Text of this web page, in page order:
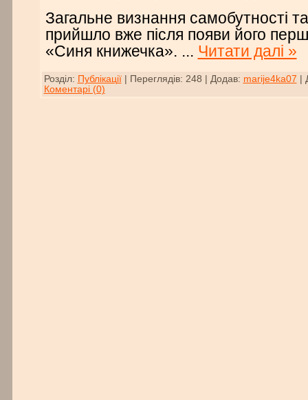
Загальне визнання самобутності
прийшло вже після появи його
«Синя книжечка». ... Читати далі »
Розділ: Публікації| Переглядів: 248 Додав: marije4ka07
Коментарі (0)